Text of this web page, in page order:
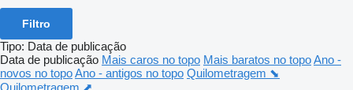
Filtro
Tipo: Data de publicação
Data de publicação Mais caros no topo Mais baratos no topoAno -
novos no topoAno - antigos no topo Quilometragem ⬊
Quilometragem ⬈